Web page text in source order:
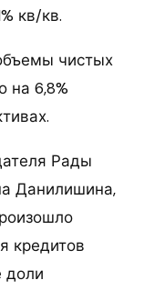
кв/кв.
чистых
на 6,8%
Рады
Данилишина,
кредитов
доли